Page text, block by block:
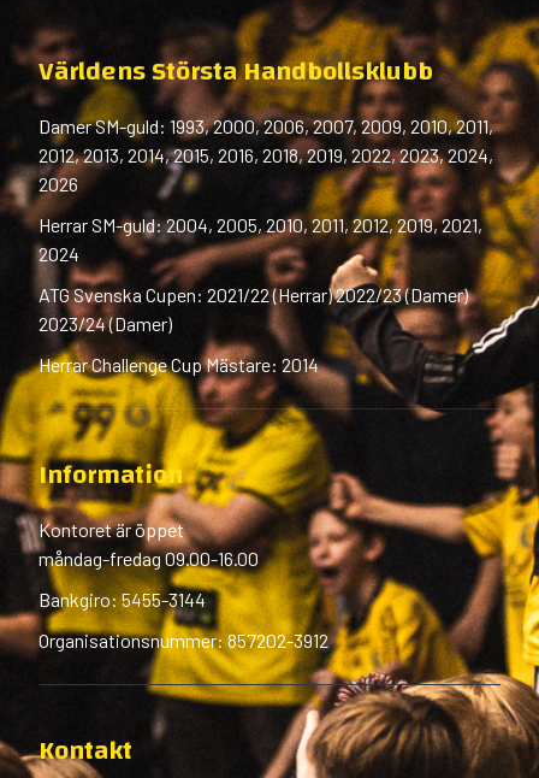
Världens Största Handbollsklubb
Damer SM-guld: 1993, 2000, 2006, 2007, 2009, 2010, 2011,
2012, 2013, 2014, 2015, 2016, 2018, 2019, 2022, 2023, 2024,
2026
Herrar SM-guld: 2004, 2005, 2010, 2011, 2012, 2019, 2021,
2024
ATG Svenska Cupen: 2021/22 (Herrar) 2022/23 (Damer)
2023/24 (Damer)
Herrar Challenge Cup Mästare: 2014
Information
Kontoret är öppet
måndag-fredag 09.00-16.00
Bankgiro: 5455-3144
Organisationsnummer: 857202-3912
Kontakt